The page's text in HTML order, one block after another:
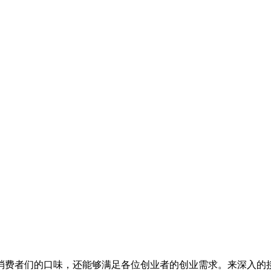
们的口味，还能够满足各位创业者的创业需求。来深入的